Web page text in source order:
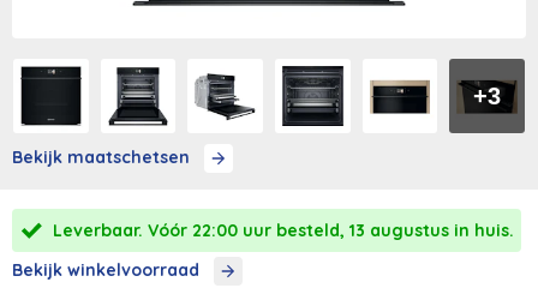
+3
Bekijk maatschetsen
Leverbaar. Vóór 22:00 uur besteld, 13 augustus in huis.
Bekijk winkelvoorraad